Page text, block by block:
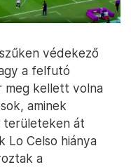
védekező
a felfutó
meg kellett volna
aminek
területeken át
Lo Celso hiánya
a